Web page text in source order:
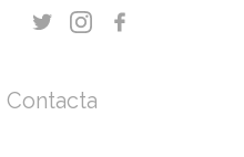
Contacta